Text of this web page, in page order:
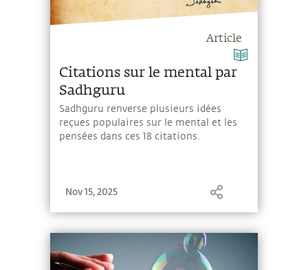
Article
Citations sur le mental par
Sadhguru
Sadhguru renverse plusieurs idées
reçues populaires sur le mental et les
pensées dans ces 18 citations.
Nov 15, 2025